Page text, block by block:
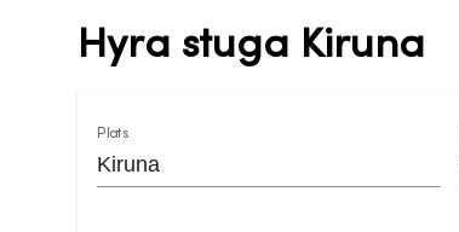
Hyra stuga Kiruna
Plats